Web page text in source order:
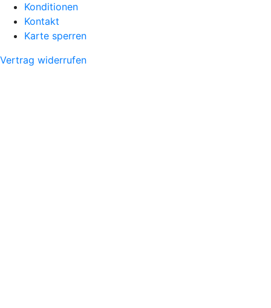
Konditionen
Kontakt
Karte sperren
Vertrag widerrufen